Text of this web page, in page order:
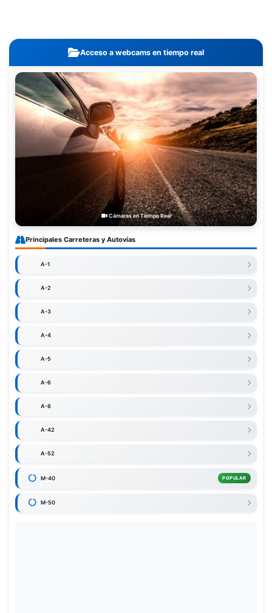
Acceso a webcams en tiempo real
Cámaras en Tiempo Real
Principales Carreteras y Autovías
A-1
A-2
A-3
A-4
A-5
A-6
A-8
A-42
A-52
M-40 POPULAR
M-50